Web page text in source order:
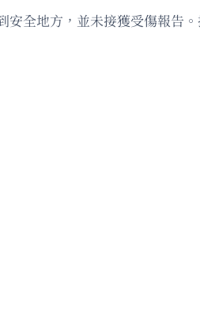
全地方，並未接獲受傷報告